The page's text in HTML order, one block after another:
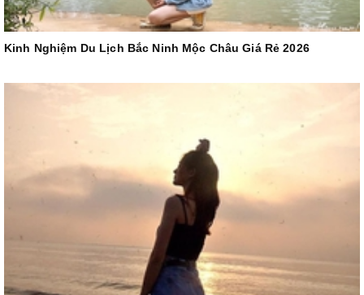
Kinh Nghiệm Du Lịch Bắc Ninh Mộc Châu Giá Rẻ 2026